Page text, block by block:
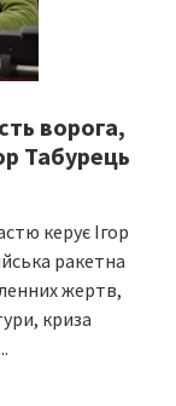
ворога,
Табурець
керує Ігор
ракетна
жертв,
криза